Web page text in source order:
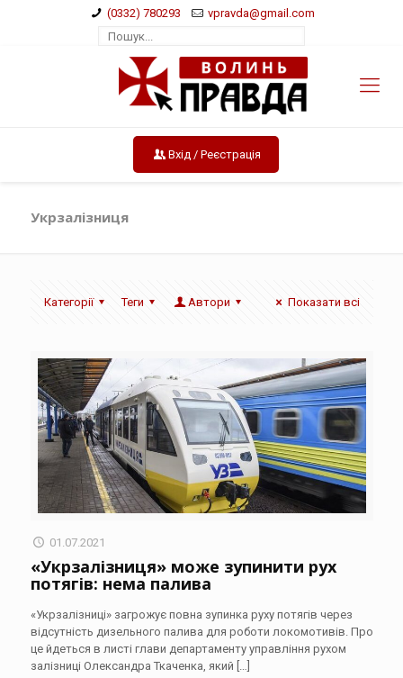
(0332) 780293 vpravda@gmail.com
Вхід / Реєстрація
Укрзалізниця
Категорії Теги Автори Показати всі
01.07.2021
«Укрзалізниця» може зупинити рух
потягів: нема палива
«Укрзалізниці» загрожує повна зупинка руху потягів через
відсутність дизельного палива для роботи локомотивів. Про
це йдеться в листі глави департаменту управління рухом
залізниці Олександра Ткаченка, який […]